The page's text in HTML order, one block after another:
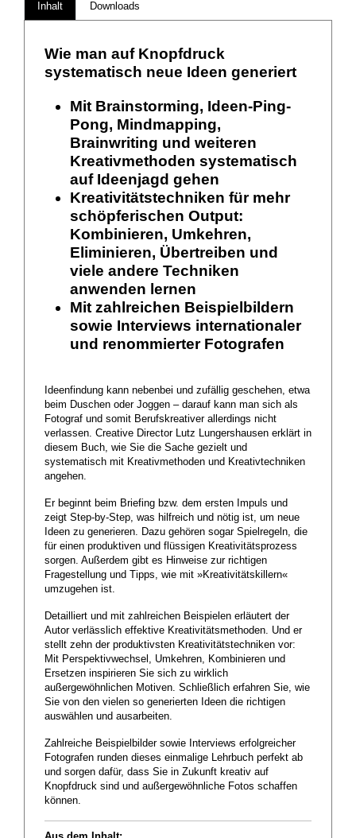
Inhalt Downloads
Wie man auf Knopfdruck
systematisch neue Ideen generiert
Mit Brainstorming, Ideen-Ping-
Pong, Mindmapping,
Brainwriting und weiteren
Kreativmethoden systematisch
auf Ideenjagd gehen
Kreativitätstechniken für mehr
schöpferischen Output:
Kombinieren, Umkehren,
Eliminieren, Übertreiben und
viele andere Techniken
anwenden lernen
Mit zahlreichen Beispielbildern
sowie Interviews internationaler
und renommierter Fotografen
Ideenfindung kann nebenbei und zufällig geschehen, etwa
beim Duschen oder Joggen – darauf kann man sich als
Fotograf und somit Berufskreativer allerdings nicht
verlassen. Creative Director Lutz Lungershausen erklärt in
diesem Buch, wie Sie die Sache gezielt und
systematisch mit Kreativmethoden und Kreativtechniken
angehen.
Er beginnt beim Briefing bzw. dem ersten Impuls und
zeigt Step-by-Step, was hilfreich und nötig ist, um neue
Ideen zu generieren. Dazu gehören sogar Spielregeln, die
für einen produktiven und flüssigen Kreativitätsprozess
sorgen. Außerdem gibt es Hinweise zur richtigen
Fragestellung und Tipps, wie mit »Kreativitätskillern«
umzugehen ist.
Detailliert und mit zahlreichen Beispielen erläutert der
Autor verlässlich effektive Kreativitätsmethoden. Und er
stellt zehn der produktivsten Kreativitätstechniken vor:
Mit Perspektivwechsel, Umkehren, Kombinieren und
Ersetzen inspirieren Sie sich zu wirklich
außergewöhnlichen Motiven. Schließlich erfahren Sie, wie
Sie von den vielen so generierten Ideen die richtigen
auswählen und ausarbeiten.
Zahlreiche Beispielbilder sowie Interviews erfolgreicher
Fotografen runden dieses einmalige Lehrbuch perfekt ab
und sorgen dafür, dass Sie in Zukunft kreativ auf
Knopfdruck sind und außergewöhnliche Fotos schaffen
können.